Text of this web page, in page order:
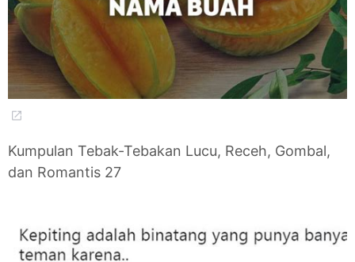
Kumpulan Tebak-Tebakan Lucu, Receh, Gombal,
dan Romantis 27